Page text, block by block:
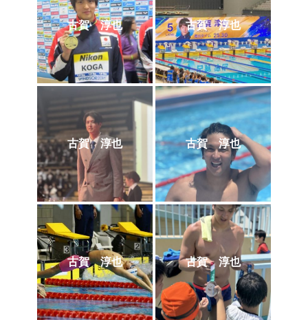
古賀 淳也 古賀 淳也
古賀 淳也 古賀 淳也
古賀 淳也 古賀 淳也